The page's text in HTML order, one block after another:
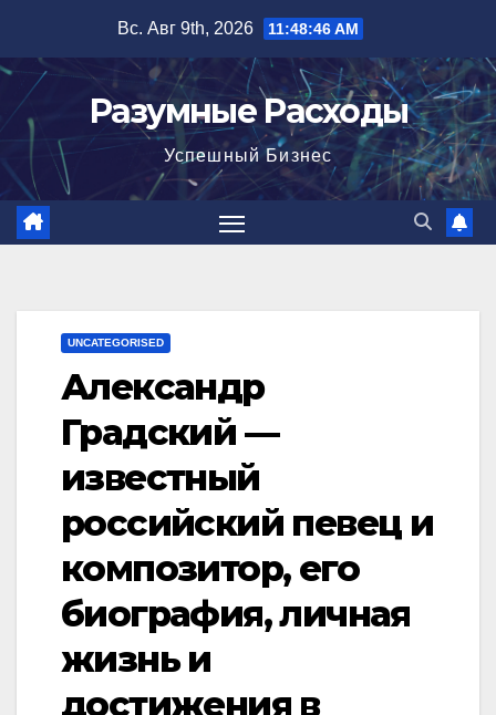
содержимому
Вс. Авг 9th, 2026 11:48:47 AM
Разумные Расходы
Успешный Бизнес
UNCATEGORISED
Александр
Градский —
известный
российский певец и
композитор, его
биография, личная
жизнь и
достижения в